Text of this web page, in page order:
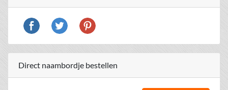
Direct naambordje bestellen